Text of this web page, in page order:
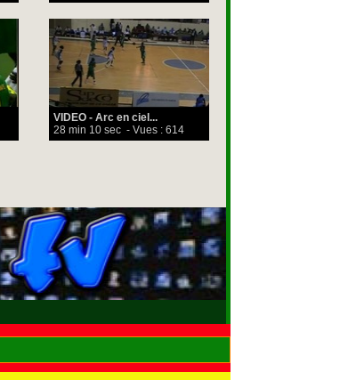
VIDEO - Arc en ciel...
28 min 10 sec - Vues : 614